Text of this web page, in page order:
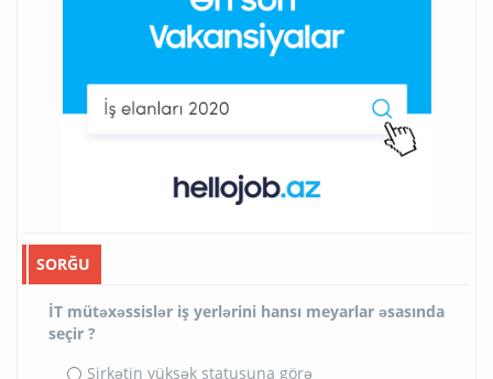
SORĞU
İT mütəxəssislər iş yerlərini hansı meyarlar əsasında
seçir ?
Şirkətin yüksək statusuna görə